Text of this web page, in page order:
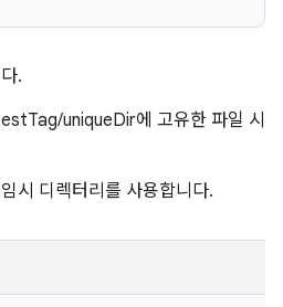
.
uniqueDir에 고유한 파일 시
시 디렉터리를 사용합니다.